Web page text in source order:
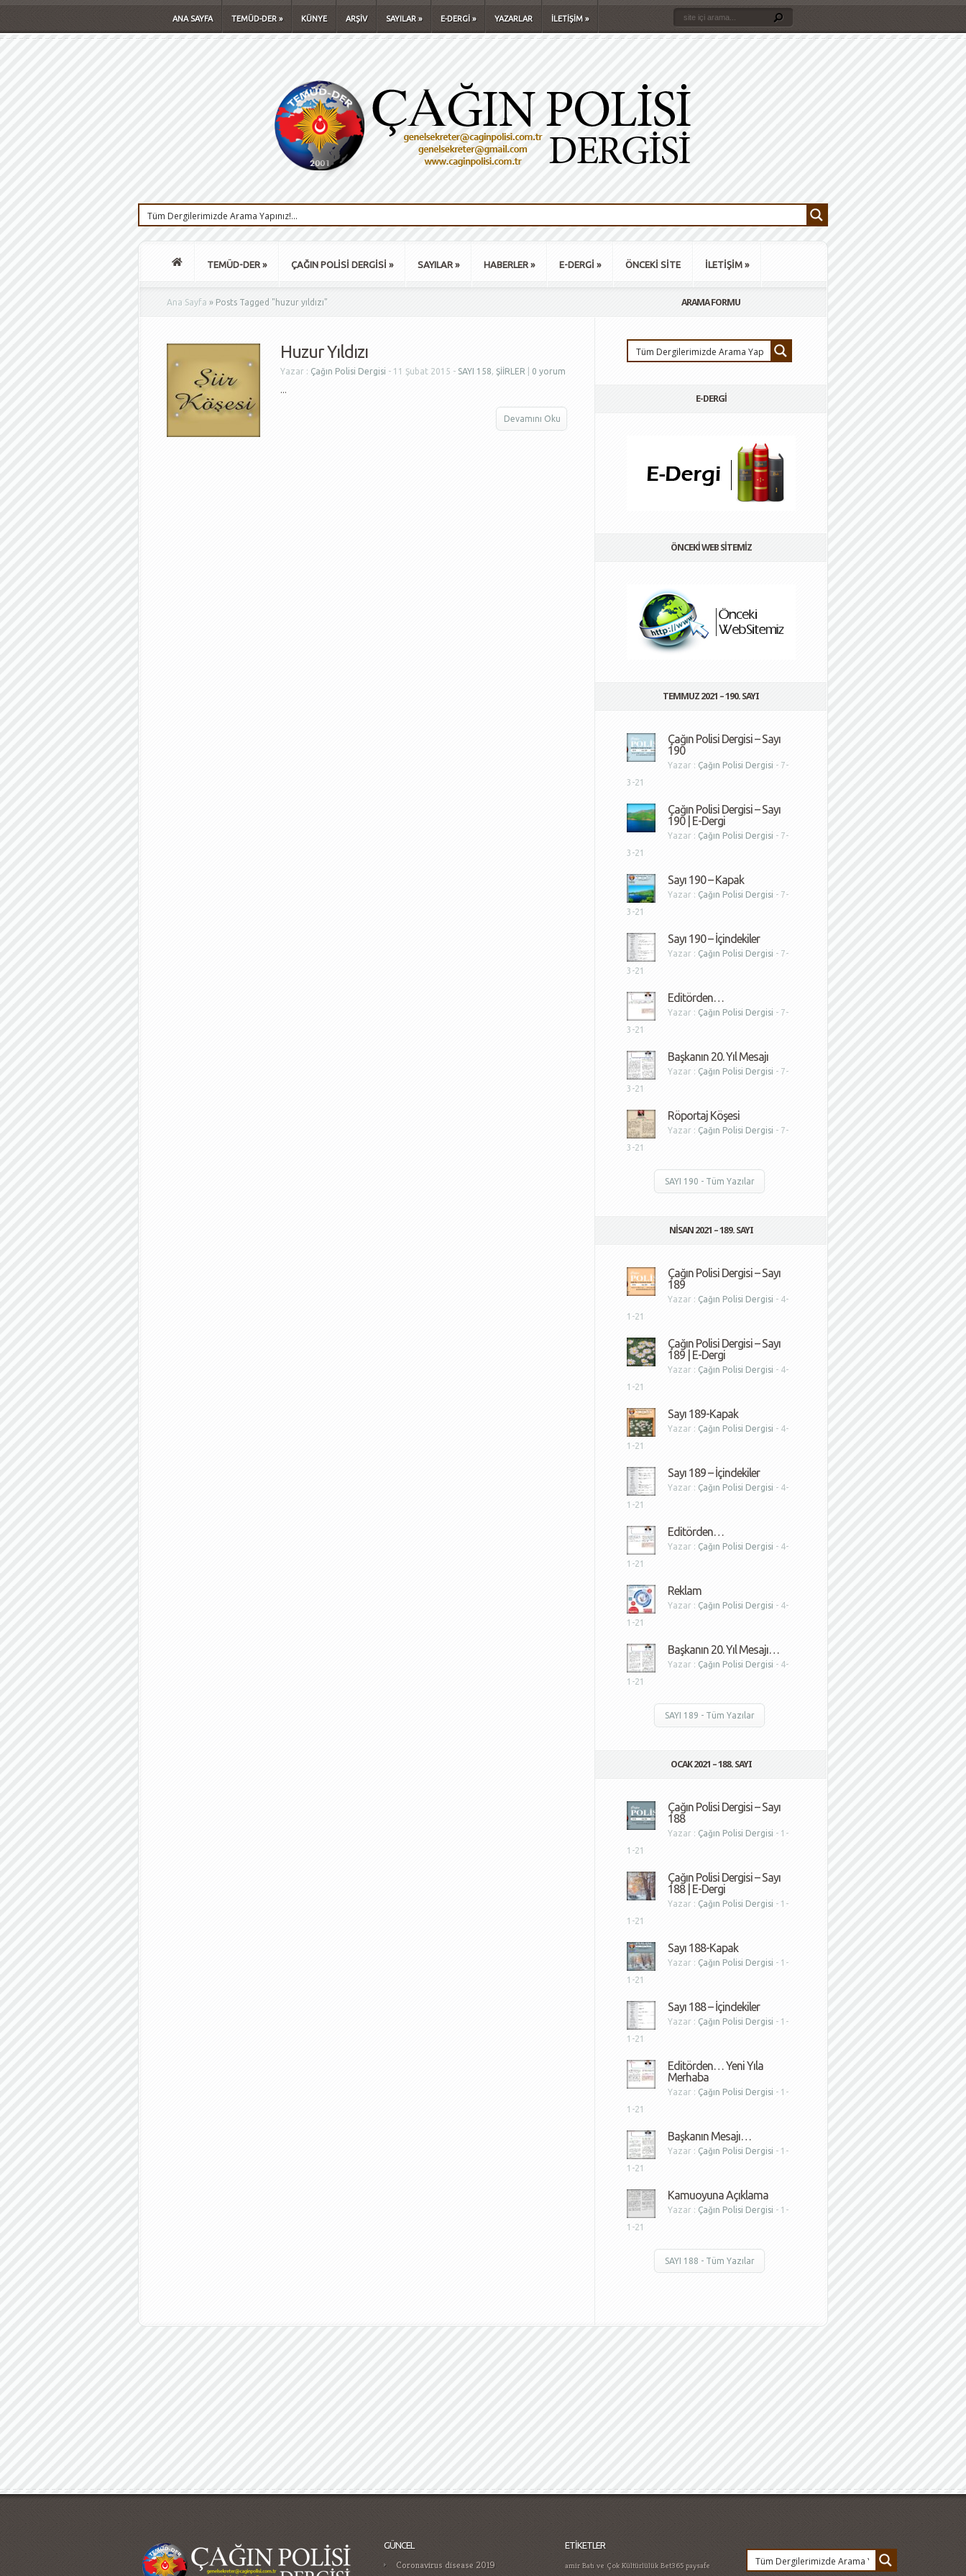
ANA SAYFA TEMÜD-DER » KÜNYE ARŞİV SAYILAR» E-DERGİ » YAZARLAR İLETİŞİM »
TEMÜD-DER » ÇAĞIN POLİSİ DERGİSİ » SAYILAR » HABERLER » E-DERGİ » ÖNCEKİ SİTE İLETİŞİM »
Ana Sayfa » Posts Tagged " huzur yıldızı"
Huzur Yıldızı
Yazar : Çağın Polisi Dergisi - 11 Şubat 2015 - SAYI 158, ŞİİRLER
0 yorum
...
Devamını Oku
ARAMA FORMU
E-DERGİ
ÖNCEKİ WEB SİTEMİZ
TEMMUZ 2021 – 190. SAYI
Çağın Polisi Dergisi – Sayı
190
Yazar : Çağın Polisi Dergisi - 7-
3-21
Çağın Polisi Dergisi – Sayı
190 | E-Dergi
Yazar : Çağın Polisi Dergisi - 7-
3-21
Sayı 190 – Kapak
Yazar : Çağın Polisi Dergisi - 7-
3-21
Sayı 190 – İçindekiler
Yazar : Çağın Polisi Dergisi - 7-
3-21
Editörden…
Yazar : Çağın Polisi Dergisi - 7-
3-21
Başkanın 20. Yıl Mesajı
Yazar : Çağın Polisi Dergisi - 7-
3-21
Röportaj Köşesi
Yazar : Çağın Polisi Dergisi - 7-
3-21
SAYI 190 - Tüm Yazılar
NISAN 2021 – 189. SAYI
Çağın Polisi Dergisi – Sayı
189
Yazar : Çağın Polisi Dergisi - 4-
1-21
Çağın Polisi Dergisi – Sayı
189 | E-Dergi
Yazar : Çağın Polisi Dergisi - 4-
1-21
Sayı 189-Kapak
Yazar : Çağın Polisi Dergisi - 4-
1-21
Sayı 189 – İçindekiler
Yazar : Çağın Polisi Dergisi - 4-
1-21
Editörden…
Yazar : Çağın Polisi Dergisi - 4-
1-21
Reklam
Yazar : Çağın Polisi Dergisi - 4-
1-21
Başkanın 20. Yıl Mesajı…
Yazar : Çağın Polisi Dergisi - 4-
1-21
SAYI 189 - Tüm Yazılar
OCAK 2021 – 188. SAYI
Çağın Polisi Dergisi – Sayı
188
Yazar : Çağın Polisi Dergisi - 1-
1-21
Çağın Polisi Dergisi – Sayı
188 | E-Dergi
Yazar : Çağın Polisi Dergisi - 1-
1-21
Sayı 188-Kapak
Yazar : Çağın Polisi Dergisi - 1-
1-21
Sayı 188 – İçindekiler
Yazar : Çağın Polisi Dergisi - 1-
1-21
Editörden… Yeni Yıla
Merhaba
Yazar : Çağın Polisi Dergisi - 1-
1-21
Başkanın Mesajı…
Yazar : Çağın Polisi Dergisi - 1-
1-21
Kamuoyuna Açıklama
Yazar : Çağın Polisi Dergisi - 1-
1-21
SAYI 188 - Tüm Yazılar
Çağın Polisi
Gamificatie in gokken trends die je
Bizim Sınıf
Hoca ile Ceza Muhakemesi Hukuku - 18